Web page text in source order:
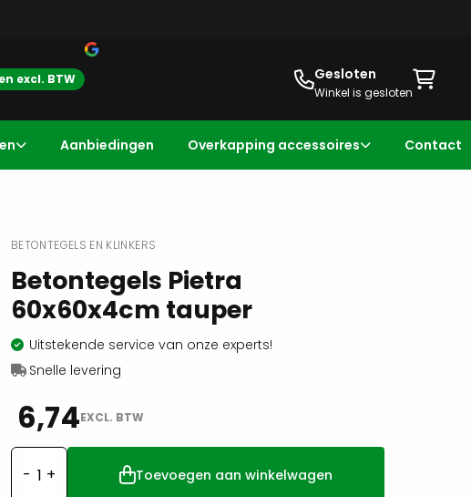
excl. BTW Gesloten
Winkel is gesloten
Aanbiedingen Overkapping accessoires Contact
BETONTEGELS EN KLINKERS
Betontegels Pietra
60x60x4cm tauper
Uitstekende service van onze experts!
Snelle levering
6,74EXCL. BTW
Betontegels
Toevoegen aan winkelwagen